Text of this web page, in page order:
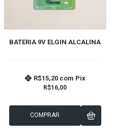
BATERIA 9V ELGIN ALCALINA
R$16,00
R$15,20 com Pix
COMPRAR